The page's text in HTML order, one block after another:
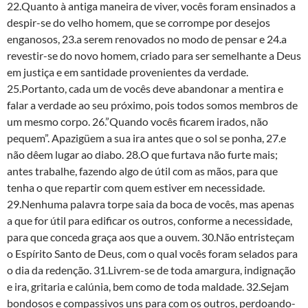
22.Quanto à antiga maneira de viver, vocês foram ensinados a
despir-se do velho homem, que se corrompe por desejos
enganosos, 23.a serem renovados no modo de pensar e 24.a
revestir-se do novo homem, criado para ser semelhante a Deus
em justiça e em santidade provenientes da verdade.
25.Portanto, cada um de vocês deve abandonar a mentira e
falar a verdade ao seu próximo, pois todos somos membros de
um mesmo corpo. 26.”Quando vocês ficarem irados, não
pequem”. Apazigüem a sua ira antes que o sol se ponha, 27.e
não dêem lugar ao diabo. 28.O que furtava não furte mais;
antes trabalhe, fazendo algo de útil com as mãos, para que
tenha o que repartir com quem estiver em necessidade.
29.Nenhuma palavra torpe saia da boca de vocês, mas apenas
a que for útil para edificar os outros, conforme a necessidade,
para que conceda graça aos que a ouvem. 30.Não entristeçam
o Espírito Santo de Deus, com o qual vocês foram selados para
o dia da redenção. 31.Livrem-se de toda amargura, indignação
e ira, gritaria e calúnia, bem como de toda maldade. 32.Sejam
bondosos e compassivos uns para com os outros, perdoando-